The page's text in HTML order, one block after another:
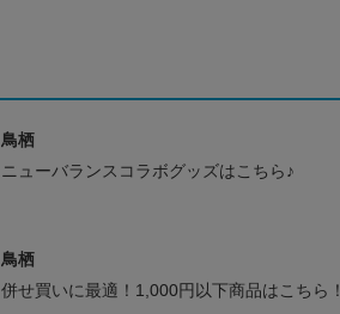
鳥栖
ニューバランスコラボグッズはこちら♪
鳥栖
併せ買いに最適！1,000円以下商品はこちら！